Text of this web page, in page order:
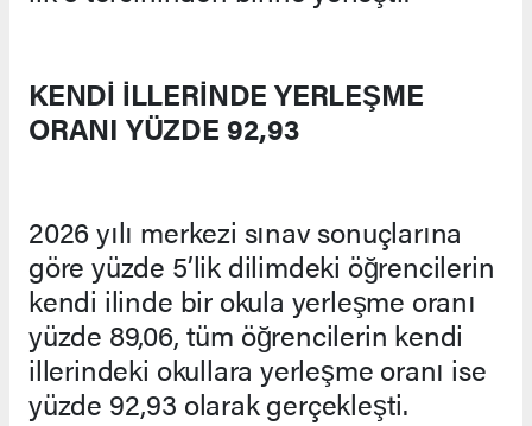
KENDİ İLLERİNDE YERLEŞME
ORANI YÜZDE 92,93
2026 yılı merkezi sınav sonuçlarına
göre yüzde 5’lik dilimdeki öğrencilerin
kendi ilinde bir okula yerleşme oranı
yüzde 89,06, tüm öğrencilerin kendi
illerindeki okullara yerleşme oranı ise
yüzde 92,93 olarak gerçekleşti.